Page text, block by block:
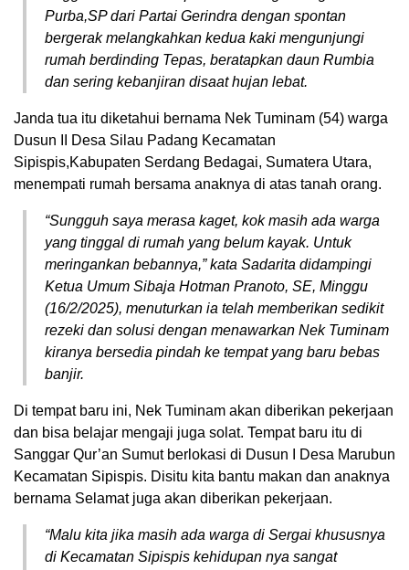
Purba,SP dari Partai Gerindra dengan spontan
bergerak melangkahkan kedua kaki mengunjungi
rumah berdinding Tepas, beratapkan daun Rumbia
dan sering kebanjiran disaat hujan lebat.
Janda tua itu diketahui bernama Nek Tuminam (54) warga
Dusun II Desa Silau Padang Kecamatan
Sipispis,Kabupaten Serdang Bedagai, Sumatera Utara,
menempati rumah bersama anaknya di atas tanah orang.
“Sungguh saya merasa kaget, kok masih ada warga
yang tinggal di rumah yang belum kayak. Untuk
meringankan bebannya,” kata Sadarita didampingi
Ketua Umum Sibaja Hotman Pranoto, SE, Minggu
(16/2/2025), menuturkan ia telah memberikan sedikit
rezeki dan solusi dengan menawarkan Nek Tuminam
kiranya bersedia pindah ke tempat yang baru bebas
banjir.
Di tempat baru ini, Nek Tuminam akan diberikan pekerjaan
dan bisa belajar mengaji juga solat. Tempat baru itu di
Sanggar Qur’an Sumut berlokasi di Dusun I Desa Marubun
Kecamatan Sipispis. Disitu kita bantu makan dan anaknya
bernama Selamat juga akan diberikan pekerjaan.
“Malu kita jika masih ada warga di Sergai khususnya
di Kecamatan Sipispis kehidupan nya sangat